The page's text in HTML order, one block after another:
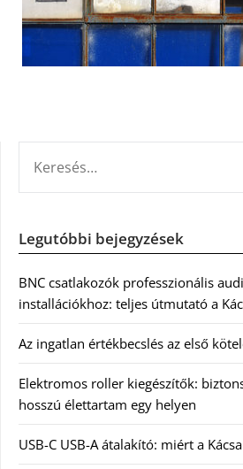
Legutóbbi bejegyzések
BNC csatlakozók professzionális
installációkhoz: teljes útmutató a
Az ingatlan értékbecslés az első
Elektromos roller kiegészítők:
hosszú élettartam egy helyen
USB-C USB-A átalakító: miért a